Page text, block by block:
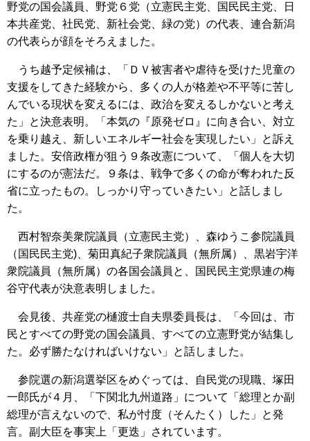
野党の国会議員、野党６党（立憲民主党、国民民主党、日
本共産党、社民党、新社会党、緑の党）の代表、連合新潟
の代表らが顔をそろえました。
うち越予定候補は、「ＤＶ被害者や虐待を受けた児童の
支援をしてきた経験から、多くの人が格差や不平等に苦し
んでいる現状を変えるには、政治を変えるしかないと考え
た」と決意表明。「本気の『原発ゼロ』に向き合い、対立
を乗り越え、新しいエネルギー社会を実現したい」と訴え
ました。安倍政権が狙う９条改憲について、「個人を大切
にするのが憲法だ。９条は、戦争で多くの命が奪われた反
省に立ったもの。しっかり守っていきたい」と話しまし
た。
西村智奈美衆院議員（立憲民主党）、森ゆうこ参院議員
（国民民主党)、菊田真紀子衆院議員（無所属）、黒岩宇洋
衆院議員（無所属）の各国会議員と、国民民主党県連の梅
谷守代表が決意表明しました。
会見後、共産党の樋渡士自夫県委員長は、「今回は、市
民とすべての野党の国会議員、すべての立憲野党が結集し
た。必ず勝たなければいけない」と話しました。
参院選の新潟選挙区をめぐっては、自民党の現職、塚田
一郎氏が４月、「下関北九州道路」について「総理とか副
総理が言えないので、私が忖度（そんたく）した」と発
言。副大臣を事実上「更迭」されています。